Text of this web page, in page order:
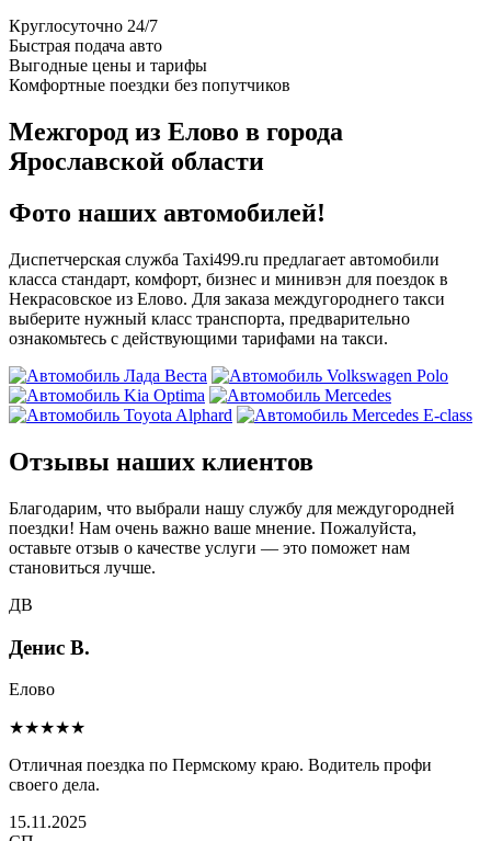
Круглосуточно 24/7
Быстрая подача авто
Выгодные цены и тарифы
Комфортные поездки без попутчиков
Межгород из Елово в города
Ярославской области
Фото наших автомобилей!
Диспетчерская служба Taxi499.ru предлагает автомобили
класса стандарт, комфорт, бизнес и минивэн для поездок в
Некрасовское из Елово. Для заказа междугороднего такси
выберите нужный класс транспорта, предварительно
ознакомьтесь с действующими тарифами на такси.
Отзывы наших клиентов
Благодарим, что выбрали нашу службу для междугородней
поездки! Нам очень важно ваше мнение. Пожалуйста,
оставьте отзыв о качестве услуги — это поможет нам
становиться лучше.
ДВ
Денис В.
Елово
★★★★★
Отличная поездка по Пермскому краю. Водитель профи
своего дела.
15.11.2025